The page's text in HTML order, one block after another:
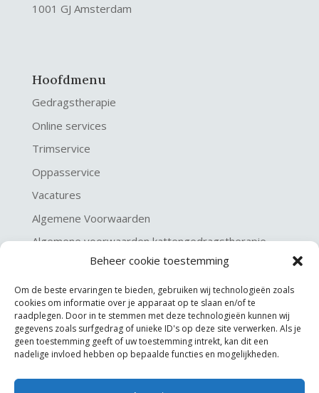
Beheer cookie toestemming
Om de beste ervaringen te bieden, gebruiken wij technologieën zoals
cookies om informatie over je apparaat op te slaan en/of te
raadplegen. Door in te stemmen met deze technologieën kunnen wij
gegevens zoals surfgedrag of unieke ID's op deze site verwerken. Als je
geen toestemming geeft of uw toestemming intrekt, kan dit een
nadelige invloed hebben op bepaalde functies en mogelijkheden.
1001 GJ Amsterdam
Hoofdmenu
Gedragstherapie
Online services
Trimservice
Oppasservice
Vacatures
Algemene Voorwaarden
Algemene voorwaarden kattengedragstherapie
Privacy verklaring
Disclaimer & Copyright